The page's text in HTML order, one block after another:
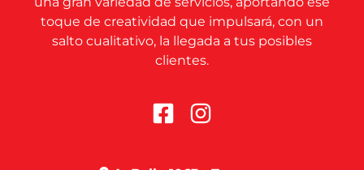
toque de creatividad que impulsará, con un
salto cualitativo, la llegada a tus posibles
clientes.